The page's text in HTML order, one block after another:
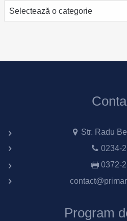
Categorii
Str. Radu
0234-
0372-
Program